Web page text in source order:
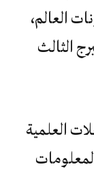
العالم،
الثالث
العلمية